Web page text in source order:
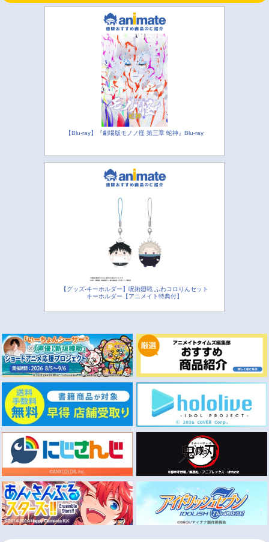
【Blu-ray】『劇場版モノノ怪 第三章 蛇神』Blu-ray
【グッズ-キーホルダー】呪術廻戦 ふわコロりんセット
キーホルダー【アニメイト特典付】